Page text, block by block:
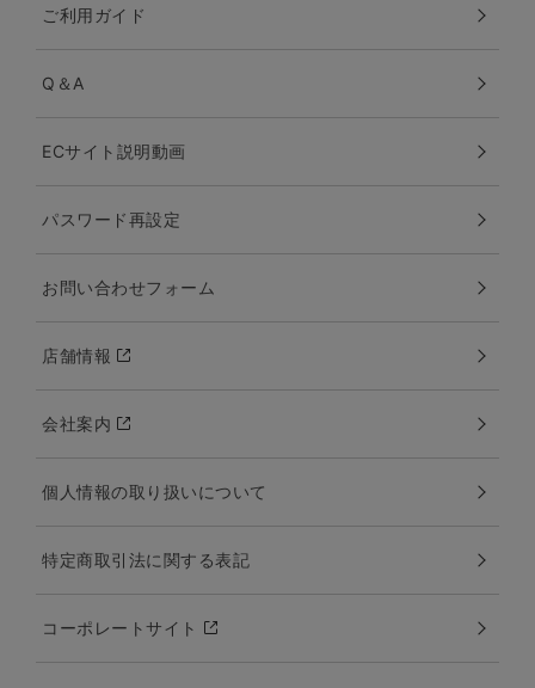
ご利用ガイド
Q＆A
ECサイト説明動画
パスワード再設定
お問い合わせフォーム
店舗情報
会社案内
個人情報の取り扱いについて
特定商取引法に関する表記
コーポレートサイト